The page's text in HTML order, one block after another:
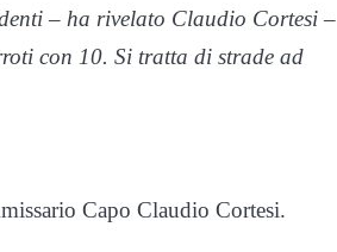
– ha rivelato Claudio Cortesi –
con 10. Si tratta di strade ad
Capo Claudio Cortesi.